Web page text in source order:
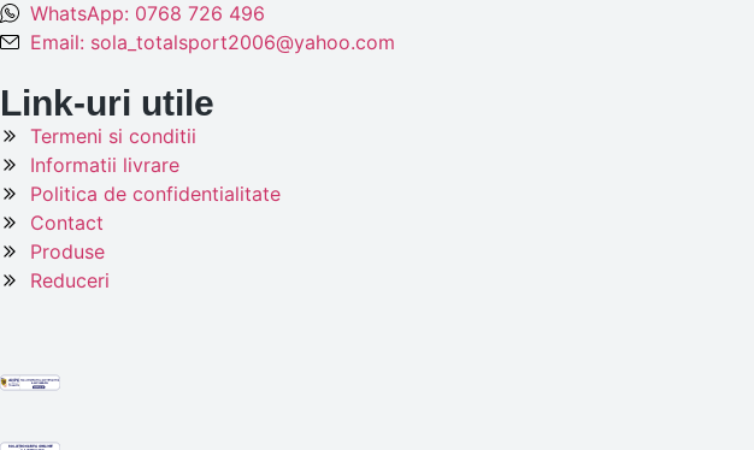
WhatsApp: 0768 726 496
Email: sola_totalsport2006@yahoo.com
Link-uri utile
Termeni si conditii
Informatii livrare
Politica de confidentialitate
Contact
Produse
Reduceri